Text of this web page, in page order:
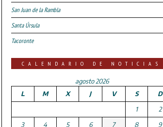
San Juan de la Rambla
Santa Úrsula
Tacoronte
CALENDARIO DE NOTICIAS
agosto 2026
L
M X J V S
D
1
2
3
4 5 6 7 8
9